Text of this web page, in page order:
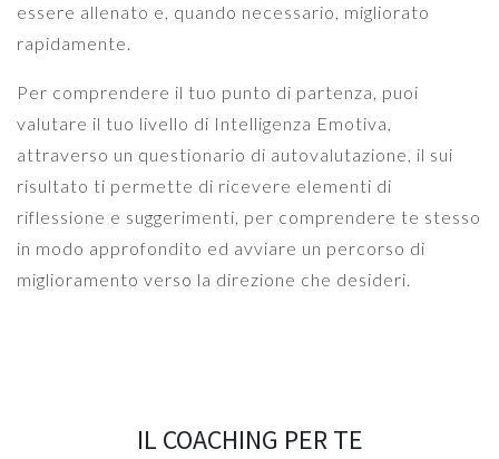
essere allenato e, quando necessario, migliorato
rapidamente.
Per comprendere il tuo punto di partenza, puoi
valutare il tuo livello di Intelligenza Emotiva,
attraverso un questionario di autovalutazione, il sui
risultato ti permette di ricevere elementi di
riflessione e suggerimenti, per comprendere te stesso
in modo approfondito ed avviare un percorso di
miglioramento verso la direzione che desideri.
IL COACHING PER TE